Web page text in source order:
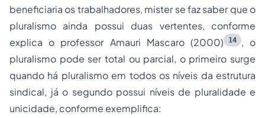
beneficiaria os trabalhadores, mister se faz saber que o
pluralismo ainda possui duas vertentes, conforme
explica o professor Amauri Mascaro (2000)
14 , o
pluralismo pode ser total ou parcial, o primeiro surge
quando há pluralismo em todos os níveis da estrutura
sindical, já o segundo possui níveis de pluralidade e
unicidade, conforme exemplifica: